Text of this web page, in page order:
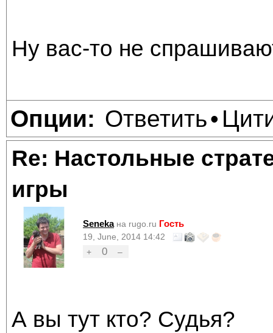
Ну вас-то не
Опции: Ответить•
Re: Настольные
игры
Seneka на rugo.ru Гость
19, June, 2014 14:42
+
0 –
А вы тут кто? Судья?